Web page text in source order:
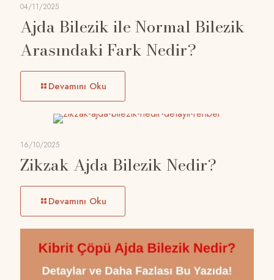
04/11/2025
Ajda Bilezik ile Normal Bilezik
Arasındaki Fark Nedir?
Devamını Oku
16/10/2025
Zikzak Ajda Bilezik Nedir?
Devamını Oku